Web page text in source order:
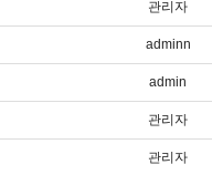
관리자
adminn
admin
관리자
관리자